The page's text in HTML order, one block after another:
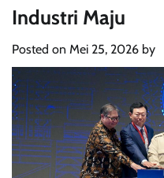
Industri Maju
Posted on Mei 25, 2026 by